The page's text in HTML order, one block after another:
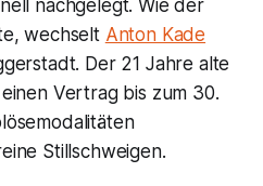
nachgelegt. Wie der
wechselt Anton Kade
Der 21 Jahre alte
Vertrag bis zum 30.
Stillschweigen.